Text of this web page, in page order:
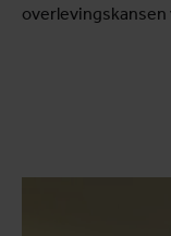
overlevingskansen